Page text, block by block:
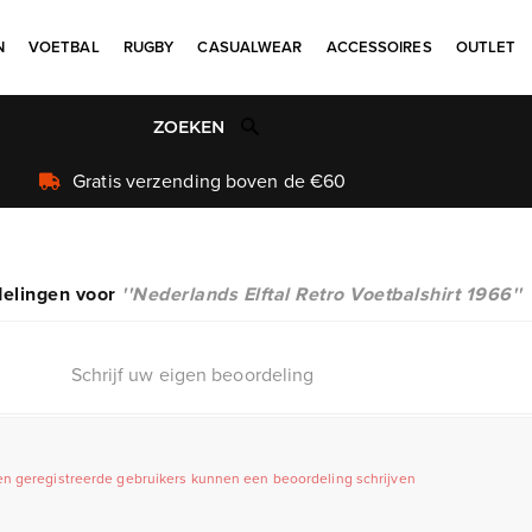
VOETBAL RUGBY CASUALWEAR ACCESSOIRES OUTLET
voor Nederlands Elftal Retro Voetbalshirt 1966
Schrijf uw eigen beoordeling
geregistreerde gebruikers kunnen een beoordeling schrijven